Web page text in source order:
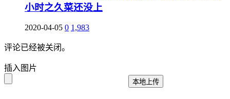
小时之久菜还没上
2020-04-05 0 1,983
评论已经被关闭。
插入图片
本地上传